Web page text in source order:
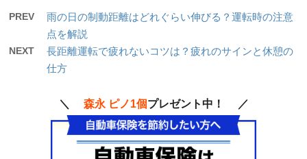
PREV
雨の日の制動距離はどれぐらい伸びる？運転時の注意
点を解説
NEXT
長距離運転で疲れないコツは？疲れのサインと休憩の
仕方
＼ 森永 ピノ1個プレゼント中！ ／